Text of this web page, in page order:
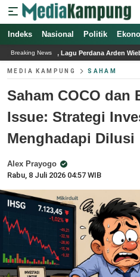
Indeks Nasional Politik
Breaking News
Perdana Arden Wiebowo yang Terinspirasi
MEDIA KAMPUNG SAHAM
Saham COCO dan
Issue: Strategi
Menghadapi Dilusi
Alex Prayogo
Rabu, 8 Juli 2026 04:57 WIB